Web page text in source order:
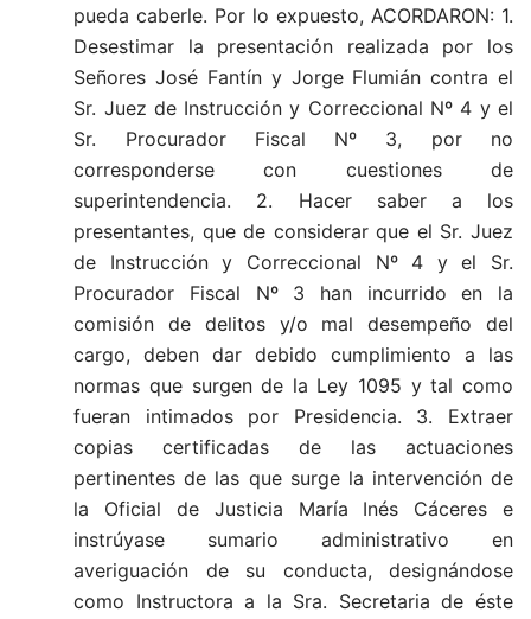
pueda caberle. Por lo expuesto, ACORDARON: 1.
Desestimar la presentación realizada por los
Señores José Fantín y Jorge Flumián contra el
Sr. Juez de Instrucción y Correccional Nº 4 y el
Sr. Procurador Fiscal Nº 3, por no
corresponderse con cuestiones de
superintendencia. 2. Hacer saber a los
presentantes, que de considerar que el Sr. Juez
de Instrucción y Correccional Nº 4 y el Sr.
Procurador Fiscal Nº 3 han incurrido en la
comisión de delitos y/o mal desempeño del
cargo, deben dar debido cumplimiento a las
normas que surgen de la Ley 1095 y tal como
fueran intimados por Presidencia. 3. Extraer
copias certificadas de las actuaciones
pertinentes de las que surge la intervención de
la Oficial de Justicia María Inés Cáceres e
instrúyase sumario administrativo en
averiguación de su conducta, designándose
como Instructora a la Sra. Secretaria de éste